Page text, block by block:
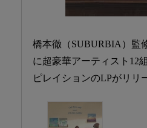
橋本徹（SUBURBIA）監
に超豪華アーティスト12
ピレイションのLPがリリ